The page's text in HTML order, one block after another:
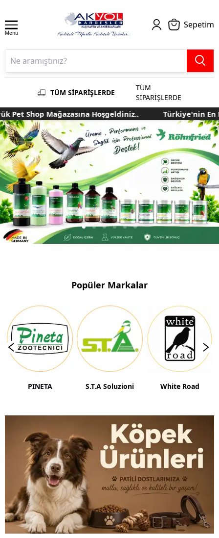
Menu
Sepetim
TÜM SİPARİŞLERDE
TÜM
SİPARİŞLERDE
Mağazasına Hoşgeldiniz.. Türkiye'nin En Büyük
1 2 3 4 5 6
Popüler Markalar
PINETA S.T.A Soluzioni White Road